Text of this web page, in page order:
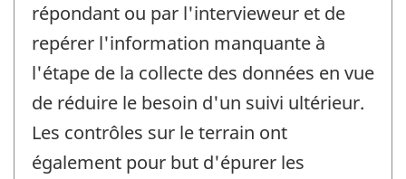
répondant ou par l'intervieweur et de
repérer l'information manquante à
l'étape de la collecte des données en vue
de réduire le besoin d'un suivi ultérieur.
Les contrôles sur le terrain ont
également pour but d'épurer les